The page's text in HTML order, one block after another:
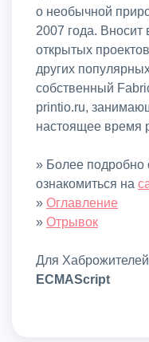
о необычной
2007 года. Вносит
открытых
других
собственный
printio.ru,
настоящее время
» Более подробно
ознакомиться на
» Оглавление
» Отрывок
Для
ECMAScript